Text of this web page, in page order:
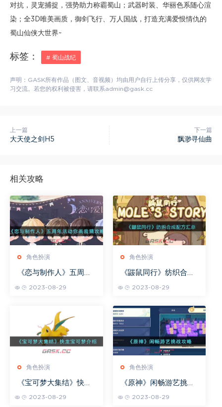
对抗，灵宠捕捉，强势助力称霸蜀山；武器时装、华丽色系随心渲
染；全3D唯美画质，御剑飞行、万人国战，打造充满爱恨情仇的
蜀山仙侠大世界~
标签： # 蜀山战纪
声明：GASK所有作品（图文、音视频）均由用户自行上传分享，仅供网友学
习交流。若您的权利被侵害，请联系admin@gask.cc
上一篇
大天使之剑H5
下一篇
飘渺寻仙曲
相关攻略
角色扮演
《恋与制作人》五周年
2023-08-29
角色扮演
《鼹鼠同行》纺织合成
2023-08-29
角色扮演
《宝可梦大集结》快龙
2023-08-29
角色扮演
《原神》闲畅游艺挑战
2023-08-29